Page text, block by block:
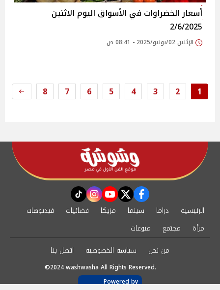
أسعار الخضراوات في الأسواق‎‎ اليوم الاثنين
2/6/2025
الإثنين 02/يونيو/2025 - 08:41 ص
1
2
3
4
5
6
7
8
facebook
twitter
youtube
instagram
tiktok
الرئيسية دراما سينما مزيكا فضائيات
فيديوهات
مرأة
مجتمع
منوعات
من نحن
سياسة الخصوصية اتصل بنا
©2024 washwasha All Rights Reserved.
Powered by